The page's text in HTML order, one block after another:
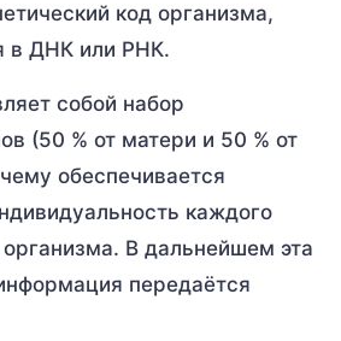
код организма,
в ДНК или РНК.
собой набор
(50 % от матери и 50 % от
обеспечивается
каждого
организма. В дальнейшем эта
передаётся